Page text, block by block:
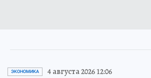
ЭКОНОМИКА 4 августа 2026 12:06